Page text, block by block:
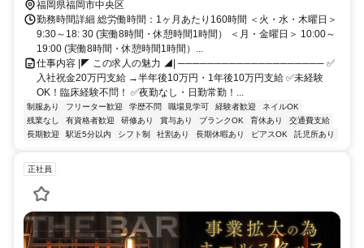
福岡県福岡市中央区
勤務時間詳細 総労働時間：1ヶ月あたり160時間 ＜火・水・木曜日＞
9:30～18: 30 (実働8時間・休憩時間1時間） ＜月・金曜日＞ 10:00～
19:00 (実働8時間・休憩時間1時間）...
仕事内容 |◤ この求人の魅力 ◢| ──────────────────── ✅️
入社祝金20万円支給 →半年後10万円・1年後10万円支給 ✅️未経験
OK！臨床経験不問！ ✅️夜勤なし・日勤常勤！...
制服あり フリーター歓迎 学歴不問 職場見学可 経験者歓迎
ネイルOK
残業なし
有資格者歓迎 研修あり 賞与あり ブランクOK 育休あり
交通費支給
長期歓迎
駅近5分以内 シフト制 社割あり 長期休暇あり ピアスOK 託児所あり
正社員